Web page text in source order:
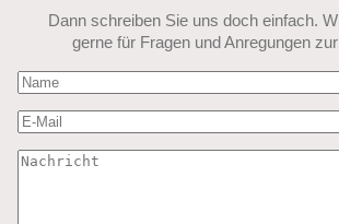
Dann schreiben Sie uns doch einfach.
gerne für Fragen und Anregungen